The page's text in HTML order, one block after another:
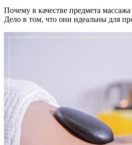
Почему в качестве предмета
Дело в том, что они идеальны для